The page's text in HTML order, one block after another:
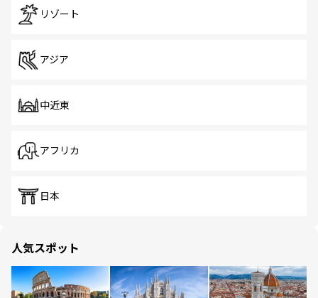
リゾート
アジア
中近東
アフリカ
日本
人気スポット